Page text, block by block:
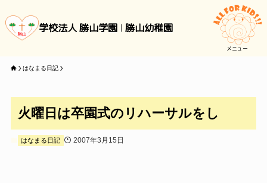
学校法人 勝山学園 勝山幼稚園
メニュー
はなまる日記
火曜日は卒園式のリハーサルをし
はなまる日記 2007年3月15日